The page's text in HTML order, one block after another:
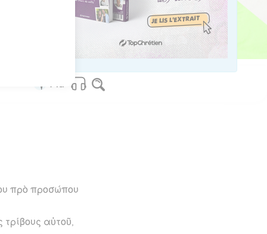
worldwide.
πρὸ προσώπου
αὐτοῦ,